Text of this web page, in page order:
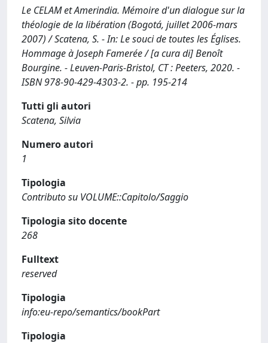
Le CELAM et Amerindia. Mémoire d'un dialogue sur la
théologie de la libération (Bogotá, juillet 2006-mars
2007) / Scatena, S. - In: Le souci de toutes les Églises.
Hommage à Joseph Famerée / [a cura di] Benoît
Bourgine. - Leuven-Paris-Bristol, CT : Peeters, 2020. -
ISBN 978-90-429-4303-2. - pp. 195-214
Tutti gli autori
Scatena, Silvia
Numero autori
1
Tipologia
Contributo su VOLUME::Capitolo/Saggio
Tipologia sito docente
268
Fulltext
reserved
Tipologia
info:eu-repo/semantics/bookPart
Tipologia